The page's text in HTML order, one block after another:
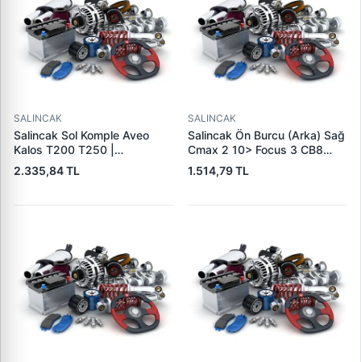
SALINCAK
Salincak Sol Komple Aveo
Kalos T200 T250 |
LEMFORDER 3619901 | OEM
96870465
2.335,84 TL
SALINCAK
Salincak Ön Burcu (Arka) Sağ
Cmax 2 10> Focus 3 CB8
11>14 Focus Iiii Cew 14> C-
Max 2 (Dxa/CB7, Dxa/Ceu)
Dxa/Ceu) 10> | MKS 1551 |
1.514,79 TL